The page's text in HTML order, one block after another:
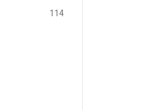
114